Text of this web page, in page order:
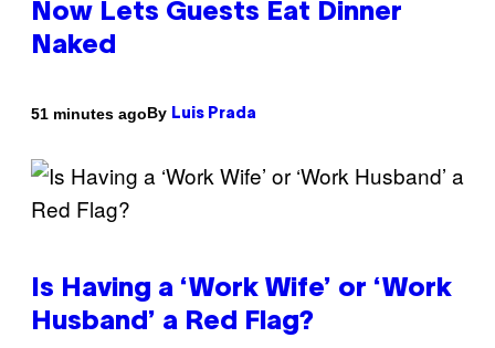
Now Lets Guests Eat Dinner
Naked
51 minutes agoBy Luis Prada
Is Having a ‘Work Wife’ or ‘Work
Husband’ a Red Flag?